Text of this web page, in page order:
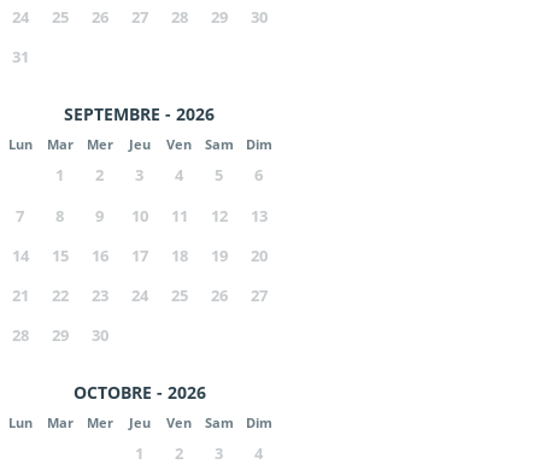
24
25 26 27 28 29
30
31
SEPTEMBRE - 2026
Lun Mar Mer Jeu Ven Sam Dim
1 2 3 4 5
6
7
8 9 10 11 12
13
14
15 16 17 18 19
20
21
22 23 24 25 26
27
28
29 30
OCTOBRE - 2026
Lun Mar Mer Jeu Ven Sam Dim
1 2 3
4